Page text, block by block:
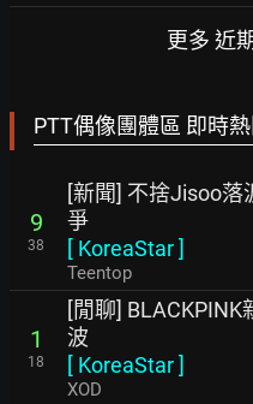
更多 近
PTT偶像團體區 即時
9
38
[新聞] 不捨Jisoo落
爭
[ KoreaStar]
Teentop
1
18
[閒聊]
波
[ KoreaStar]
XOD